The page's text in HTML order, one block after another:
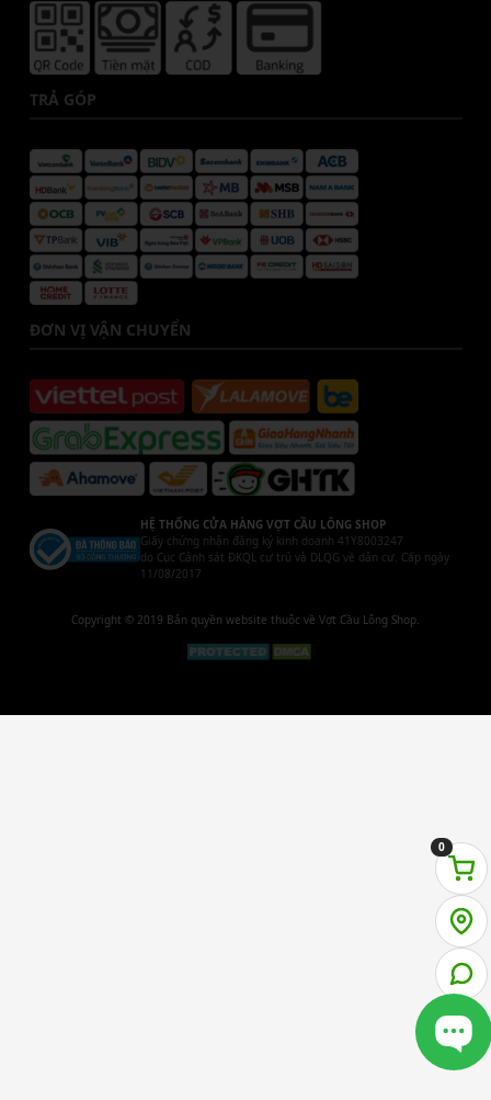
TRẢ GÓP
ĐƠN VỊ VẬN CHUYỂN
HỆ THỐNG CỬA HÀNG VỢT CẦU LÔNG SHOP
Giấy chứng nhận đăng ký kinh doanh 41Y8003247
do Cục Cảnh sát ĐKQL cư trú và DLQG về dân cư. Cấp ngày
11/08/2017
Copyright © 2019 Bản quyền website thuộc về Vợt Cầu Lông Shop.
0